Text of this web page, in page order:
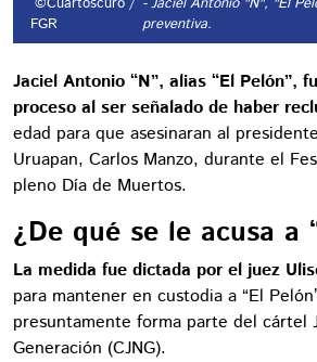
FGR
preventiva.
Jaciel Antonio “N”, alias “El Pelón”,
proceso al ser señalado de haber
edad para que asesinaran al
Uruapan, Carlos Manzo, durante el
pleno Día de Muertos.
¿De qué se le acusa a
La medida fue dictada por el juez
para mantener en custodia a “El
presuntamente forma parte del cártel
Generación (CJNG).